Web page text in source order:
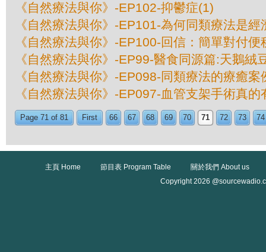
《自然療法與你》-EP102-抑鬱症(1)
《自然療法與你》-EP101-為何同類療法是
《自然療法與你》-EP100-回信：簡單對付
《自然療法與你》-EP99-醫食同源篇:天鵝絨
《自然療法與你》-EP098-同類療法的療癒案
《自然療法與你》-EP097-血管支架手術真的
Page 71 of 81 First 66 67 68 69 70 71 72 73 74
主頁 Home 節目表 Program Table
關於我們 About us
Copyright 2026